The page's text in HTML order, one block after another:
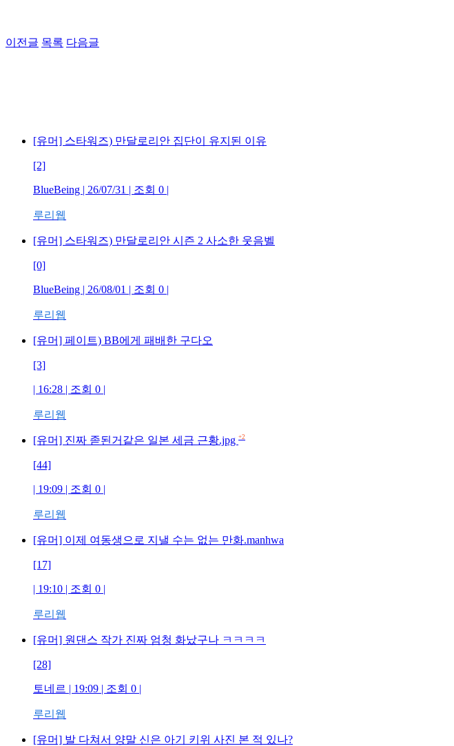
이전글 목록 다음글
[유머] 스타워즈) 만달로리안 집단이 유지된 이유
[2]
BlueBeing | 26/07/31 | 조회 0 |
루리웹
[유머] 스타워즈) 만달로리안 시즌 2 사소한 웃음벨
[0]
BlueBeing | 26/08/01 | 조회 0 |
루리웹
[유머] 페이트) BB에게 패배한 구다오
[3]
| 16:28 | 조회 0 |
루리웹
[유머] 진짜 졷된거같은 일본 세금 근황.jpg +2
[44]
| 19:09 | 조회 0 |
루리웹
[유머] 이제 여동생으로 지낼 수는 없는 만화.manhwa
[17]
| 19:10 | 조회 0 |
루리웹
[유머] 원댄스 작가 진짜 엄청 화났구나 ㅋㅋㅋㅋ
[28]
토네르 | 19:09 | 조회 0 |
루리웹
[유머] 발 다쳐서 양말 신은 아기 키위 사진 본 적 있나?